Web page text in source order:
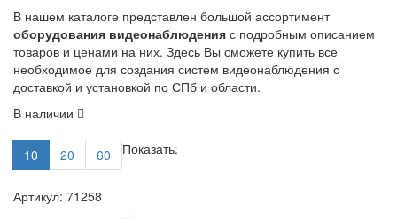
В нашем каталоге представлен большой ассортимент
оборудования видеонаблюдения с подробным описанием
товаров и ценами на них. Здесь Вы сможете купить все
необходимое для создания систем видеонаблюдения с
доставкой и установкой по СПб и области.
В наличии
Показать:
10 20 60
Артикул: 71258